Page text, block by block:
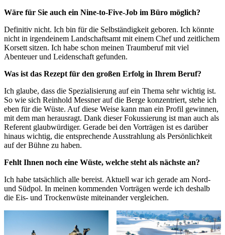
Wäre für Sie auch ein Nine-to-Five-Job im Büro möglich?
Definitiv nicht. Ich bin für die Selbständigkeit geboren. Ich könnte
nicht in irgendeinem Landschaftsamt mit einem Chef und zeitlichem
Korsett sitzen. Ich habe schon meinen Traumberuf mit viel
Abenteuer und Leidenschaft gefunden.
Was ist das Rezept für den großen Erfolg in Ihrem Beruf?
Ich glaube, dass die Spezialisierung auf ein Thema sehr wichtig ist.
So wie sich Reinhold Messner auf die Berge konzentriert, stehe ich
eben für die Wüste. Auf diese Weise kann man ein Profil gewinnen,
mit dem man herausragt. Dank dieser Fokussierung ist man auch als
Referent glaubwürdiger. Gerade bei den Vorträgen ist es darüber
hinaus wichtig, die entsprechende Ausstrahlung als Persönlichkeit
auf der Bühne zu haben.
Fehlt Ihnen noch eine Wüste, welche steht als nächste an?
Ich habe tatsächlich alle bereist. Aktuell war ich gerade am Nord-
und Südpol. In meinen kommenden Vorträgen werde ich deshalb
die Eis- und Trockenwüste miteinander vergleichen.